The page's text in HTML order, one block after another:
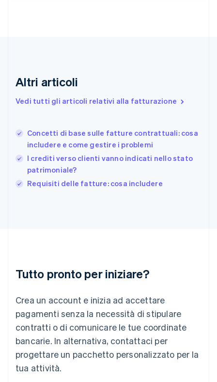
Altri articoli
Vedi tutti gli articoli relativi alla fatturazione
Concetti di base sulle fatture contrattuali: cosa
includere e come gestire i problemi
I crediti verso clienti vanno indicati nello stato
patrimoniale?
Requisiti delle fatture: cosa includere
Tutto pronto per iniziare?
Crea un account e inizia ad accettare
pagamenti senza la necessità di stipulare
contratti o di comunicare le tue coordinate
bancarie. In alternativa, contattaci per
progettare un pacchetto personalizzato per la
tua attività.
Francia
Germania
日本語English
Gibilterra
Grecia
English
India
English
Lituania
Lussemburgo
Deutsch English
Malaysia
English 简体中文
Malta
Messico
EspañolEnglish